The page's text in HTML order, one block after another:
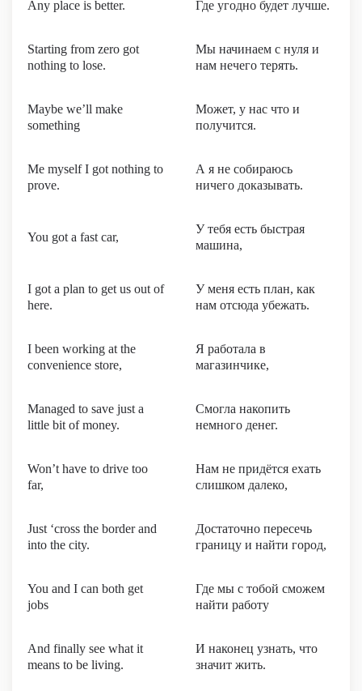
Any place is better. Где угодно будет лучше.
Starting from zero got
nothing to lose.
Мы начинаем с нуля и
нам нечего терять.
Maybe we’ll make
something
Может, у нас что и
получится.
Me myself I got nothing to
prove.
А я не собираюсь
ничего доказывать.
You got a fast car,
У тебя есть быстрая
машина,
I got a plan to get us out of
here.
У меня есть план, как
нам отсюда убежать.
I been working at the
convenience store,
Я работала в
магазинчике,
Managed to save just a
little bit of money.
Смогла накопить
немного денег.
Won’t have to drive too
far,
Нам не придётся ехать
слишком далеко,
Just ‘cross the border and
into the city.
Достаточно пересечь
границу и найти город,
You and I can both get
jobs
Где мы с тобой сможем
найти работу
And finally see what it
means to be living.
И наконец узнать, что
значит жить.